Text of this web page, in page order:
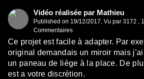
Vidéo réalisée par Mathieu
Published on 19/12/2017, Vu par 3172 , 1
Commentaires
Ce projet est facile à adapter. Par
original demandais un miroir mais
un paneau de liège à la place. De
est a votre discrétion.